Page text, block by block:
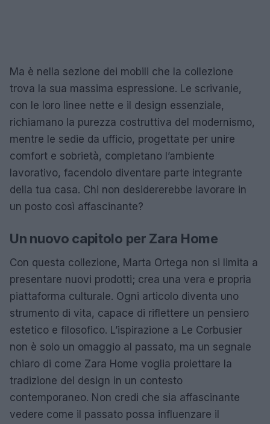
Ma è nella sezione dei mobili che la collezione
trova la sua massima espressione. Le scrivanie,
con le loro linee nette e il design essenziale,
richiamano la purezza costruttiva del modernismo,
mentre le sedie da ufficio, progettate per unire
comfort e sobrietà, completano l’ambiente
lavorativo, facendolo diventare parte integrante
della tua casa. Chi non desidererebbe lavorare in
un posto così affascinante?
Un nuovo capitolo per Zara Home
Con questa collezione, Marta Ortega non si limita a
presentare nuovi prodotti; crea una vera e propria
piattaforma culturale. Ogni articolo diventa uno
strumento di vita, capace di riflettere un pensiero
estetico e filosofico. L’ispirazione a Le Corbusier
non è solo un omaggio al passato, ma un segnale
chiaro di come Zara Home voglia proiettare la
tradizione del design in un contesto
contemporaneo. Non credi che sia affascinante
vedere come il passato possa influenzare il